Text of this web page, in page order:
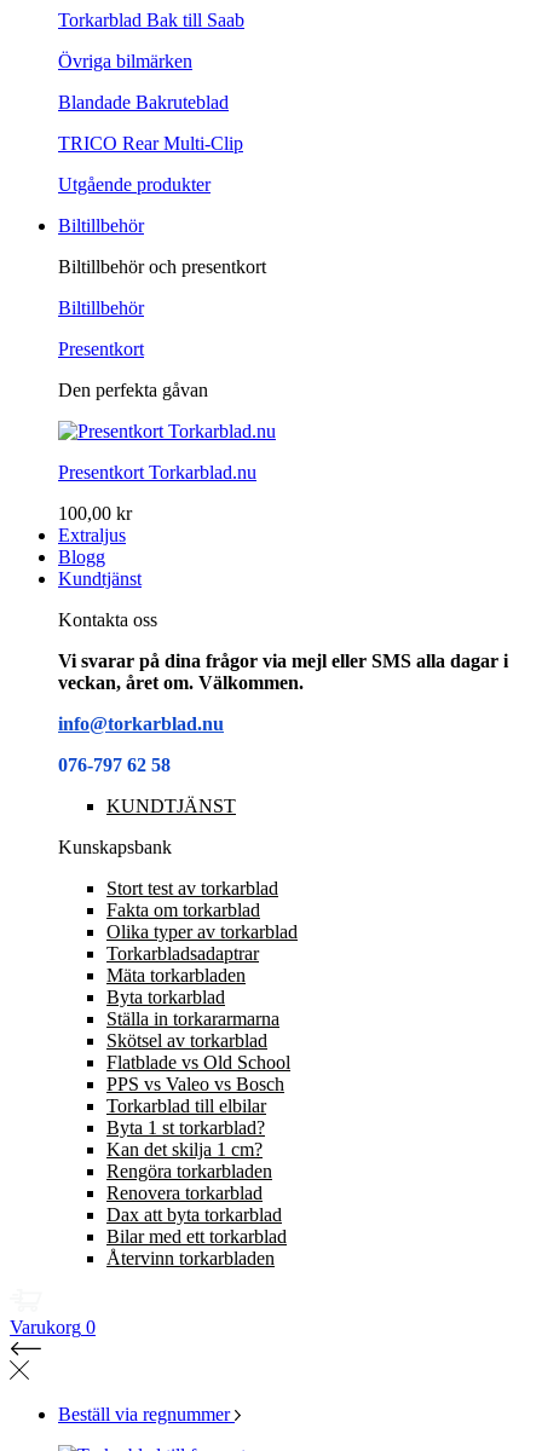
Torkarblad Bak till Saab
Övriga bilmärken
Blandade Bakruteblad
TRICO Rear Multi-Clip
Utgående produkter
Biltillbehör
Biltillbehör och presentkort
Biltillbehör
Presentkort
Den perfekta gåvan
Presentkort Torkarblad.nu
100,00 kr
Extraljus
Blogg
Kundtjänst
Kontakta oss
Vi svarar på dina frågor via mejl eller SMS alla dagar i
veckan, året om. Välkommen.
info@torkarblad.nu
076-797 62 58
KUNDTJÄNST
Kunskapsbank
Stort test av torkarblad
Fakta om torkarblad
Olika typer av torkarblad
Torkarbladsadaptrar
Mäta torkarbladen
Byta torkarblad
Ställa in torkararmarna
Skötsel av torkarblad
Flatblade vs Old School
PPS vs Valeo vs Bosch
Torkarblad till elbilar
Byta 1 st torkarblad?
Kan det skilja 1 cm?
Rengöra torkarbladen
Renovera torkarblad
Dax att byta torkarblad
Bilar med ett torkarblad
Återvinn torkarbladen
Varukorg 0
Beställ via regnummer